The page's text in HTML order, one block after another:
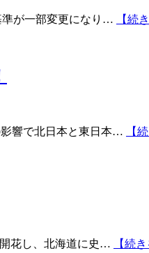
準が一部変更になり… 【続
響で北日本と東日本… 【
花し、北海道に史… 【続